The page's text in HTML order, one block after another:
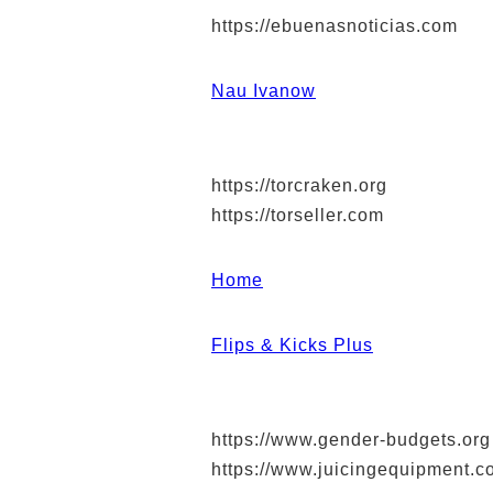
https://ebuenasnoticias.com
Nau Ivanow
https://torcraken.org
https://torseller.com
Home
Flips & Kicks Plus
https://www.gender-budgets.org
https://